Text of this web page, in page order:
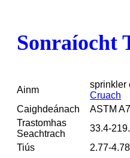
Sonraíocht
Ainm
sprinkler
Cruach
Caighdeánach
ASTM
Trastomhas
Seachtrach
33.4-
Tiús
2.77-